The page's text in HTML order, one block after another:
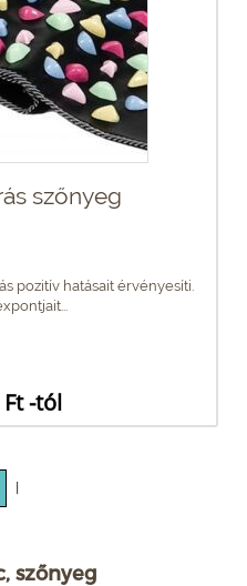
szőnyeg
pozitív hatásait érvényesíti.
Ft -tól
|
szőnyeg